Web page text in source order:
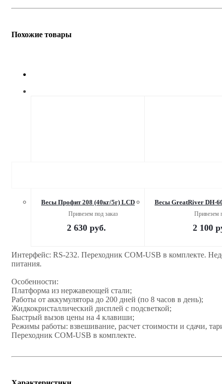
Похожие товары
Весы Профит 208 (40кг/5г) LCD
Привезем под заказ
2 630руб.
Весы GreatRiver DH-
Привезем
2 100
Интерфейс: RS-232. Переходник COM-USB в комплекте.
питания.
Особенности:
Платформа из нержавеющей стали;
Работы от аккумулятора до 200 дней (по 8 часов в день);
Жидкокристаллический дисплей с подсветкой;
Быстрый вызов цены на 4 клавиши;
Режимы работы: взвешивание, расчет стоимости и сдачи,
Переходник COM-USB в комплекте.